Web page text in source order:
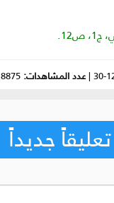
|عدد المشاهدات: 8875
جديداً